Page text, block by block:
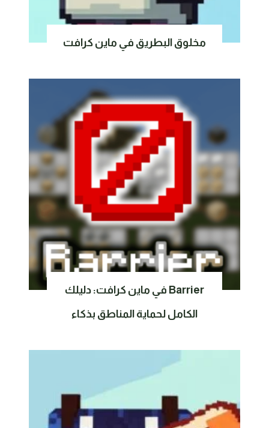
مخلوق البطريق في ماين كرافت
Barrier في ماين كرافت: دليلك
الكامل لحماية المناطق بذكاء